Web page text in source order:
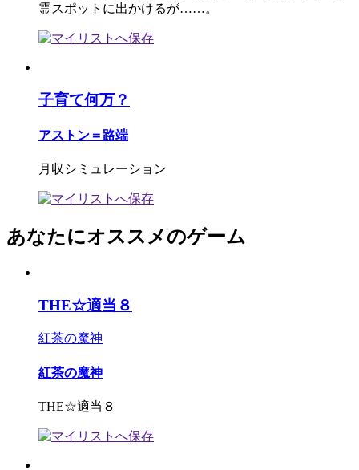
霊スポットに出かけるが……。
子育て何万？
アストン＝路端
月収シミュレーション
あなたにオススメのゲーム
THE☆適当８
紅茶の魔神
紅茶の魔神
THE☆適当８